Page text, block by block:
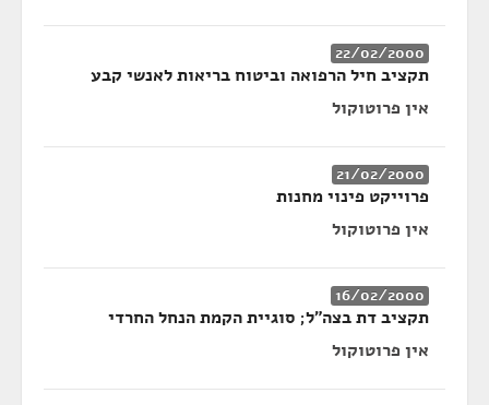
22/02/2000
תקציב חיל הרפואה וביטוח בריאות לאנשי קבע
אין פרוטוקול
21/02/2000
פרוייקט פינוי מחנות
אין פרוטוקול
16/02/2000
תקציב דת בצה"ל; סוגיית הקמת הנחל החרדי
אין פרוטוקול